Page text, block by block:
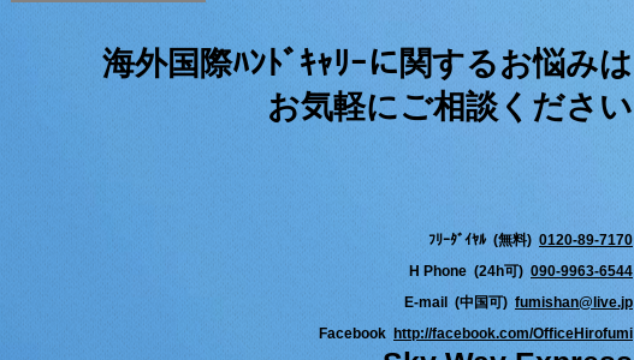
海外国際ﾊﾝﾄﾞｷｬﾘｰに関するお悩みは
お気軽にご相談ください
ﾌﾘｰﾀﾞｲﾔﾙ (無料) 0120-89-7170
H Phone (24h可) 090-9963-6544
E-mail (中国可) fumishan@live.jp
Facebook http://facebook.com/OfficeHirofumi